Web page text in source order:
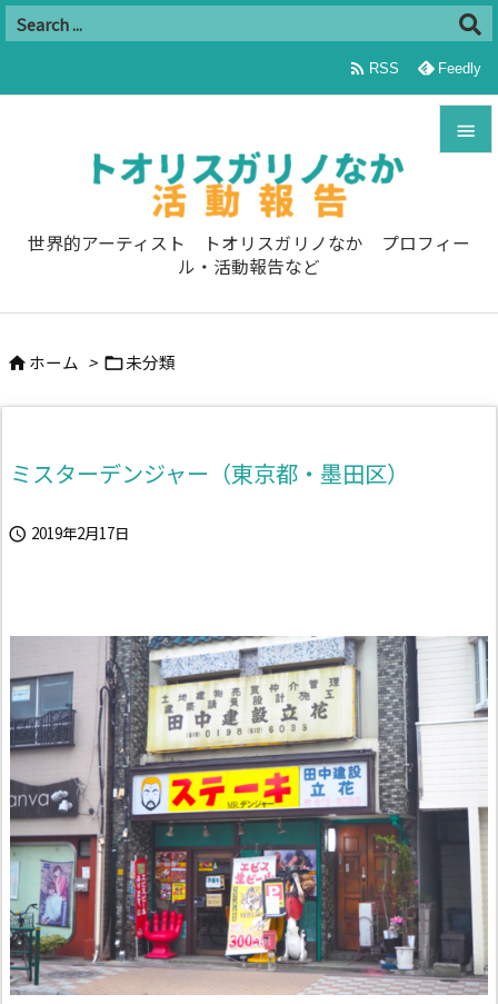
世界的アーティスト トオリスガリノなか プロフィー
ル・活動報告など



 RSS Feedly
 ホーム > 未分類
ミスターデンジャー（東京都・墨田区）
 2019年2月17日